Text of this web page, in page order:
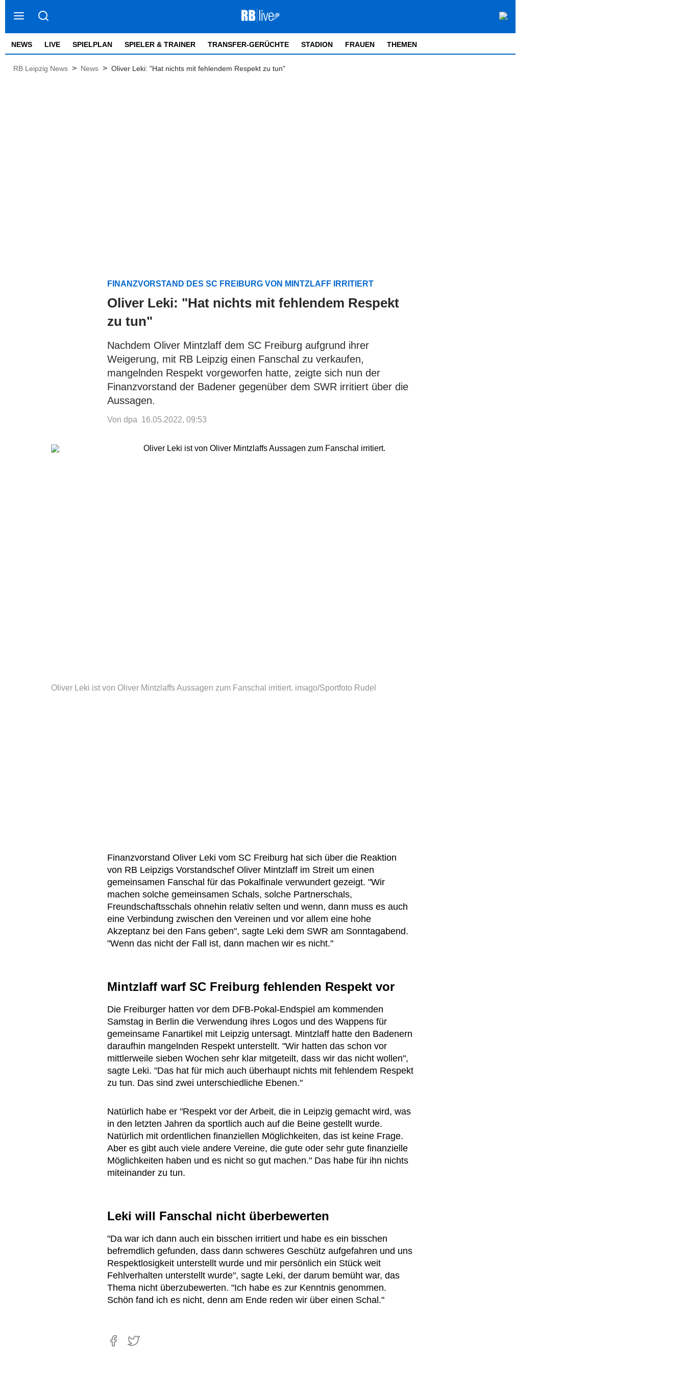
NEWS LIVE SPIELPLAN SPIELER & TRAINER TRANSFER-GERÜCHTE STADION FRAUEN THEMEN
RB Leipzig News > News > Oliver Leki: "Hat nichts mit fehlendem Respekt zu tun"
FINANZVORSTAND DES SC FREIBURG VON MINTZLAFF IRRITIERT
Oliver Leki: "Hat nichts mit fehlendem Respekt
zu tun"
Nachdem Oliver Mintzlaff dem SC Freiburg aufgrund ihrer
Weigerung, mit RB Leipzig einen Fanschal zu verkaufen,
mangelnden Respekt vorgeworfen hatte, zeigte sich nun der
Finanzvorstand der Badener gegenüber dem SWR irritiert über die
Aussagen.
Von dpa 16.05.2022, 09:53
Oliver Leki ist von Oliver Mintzlaffs Aussagen zum Fanschal irritiert. imago/Sportfoto Rudel
Finanzvorstand Oliver Leki vom SC Freiburg hat sich über die Reaktion
von RB Leipzigs Vorstandschef Oliver Mintzlaff im Streit um einen
gemeinsamen Fanschal für das Pokalfinale verwundert gezeigt. "Wir
machen solche gemeinsamen Schals, solche Partnerschals,
Freundschaftsschals ohnehin relativ selten und wenn, dann muss es auch
eine Verbindung zwischen den Vereinen und vor allem eine hohe
Akzeptanz bei den Fans geben", sagte Leki dem SWR am Sonntagabend.
"Wenn das nicht der Fall ist, dann machen wir es nicht."
Mintzlaff warf SC Freiburg fehlenden Respekt vor
Die Freiburger hatten vor dem DFB-Pokal-Endspiel am kommenden
Samstag in Berlin die Verwendung ihres Logos und des Wappens für
gemeinsame Fanartikel mit Leipzig untersagt. Mintzlaff hatte den Badenern
daraufhin mangelnden Respekt unterstellt. "Wir hatten das schon vor
mittlerweile sieben Wochen sehr klar mitgeteilt, dass wir das nicht wollen",
sagte Leki. "Das hat für mich auch überhaupt nichts mit fehlendem Respekt
zu tun. Das sind zwei unterschiedliche Ebenen."
Natürlich habe er "Respekt vor der Arbeit, die in Leipzig gemacht wird, was
in den letzten Jahren da sportlich auch auf die Beine gestellt wurde.
Natürlich mit ordentlichen finanziellen Möglichkeiten, das ist keine Frage.
Aber es gibt auch viele andere Vereine, die gute oder sehr gute finanzielle
Möglichkeiten haben und es nicht so gut machen." Das habe für ihn nichts
miteinander zu tun.
Leki will Fanschal nicht überbewerten
"Da war ich dann auch ein bisschen irritiert und habe es ein bisschen
befremdlich gefunden, dass dann schweres Geschütz aufgefahren und uns
Respektlosigkeit unterstellt wurde und mir persönlich ein Stück weit
Fehlverhalten unterstellt wurde", sagte Leki, der darum bemüht war, das
Thema nicht überzubewerten. "Ich habe es zur Kenntnis genommen.
Schön fand ich es nicht, denn am Ende reden wir über einen Schal."